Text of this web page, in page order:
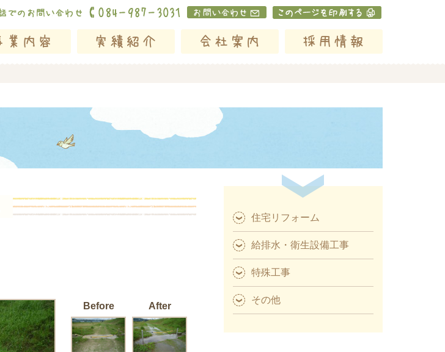
Before After
住宅リフォーム
給排水・衛生設備工事
特殊工事
その他